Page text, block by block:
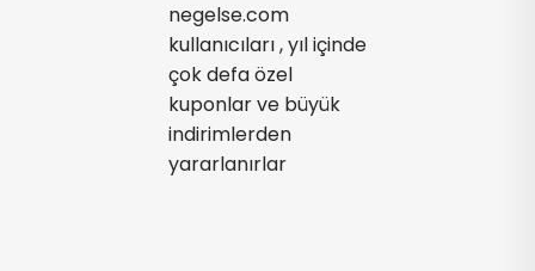
negelse.com
kullanıcıları , yıl içinde
çok defa özel
kuponlar ve büyük
indirimlerden
yararlanırlar